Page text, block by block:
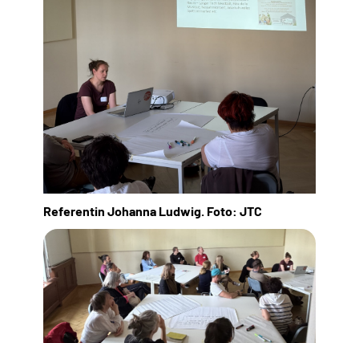
Referentin Johanna Ludwig. Foto: JTC